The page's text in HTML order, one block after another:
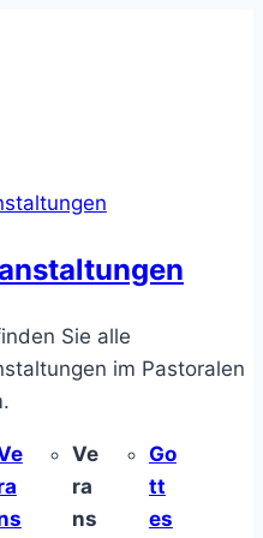
Sie alle
im Pastoralen
Ve
ra
ns
Go
tt
es